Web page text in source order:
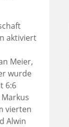
aktiviert
Meier,
wurde
6:6
vierten
Alwin